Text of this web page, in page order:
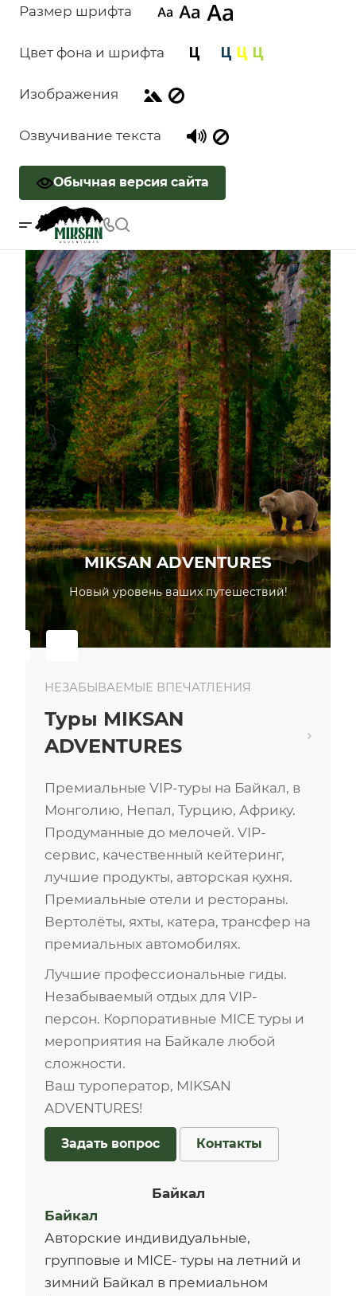
Размер шрифта
Цвет фона и шрифта
Изображения
Озвучивание текста
Обычная версия сайта
MIKSAN ADVENTURES
Новый уровень ваших путешествий!
НЕЗАБЫВАЕМЫЕ ВПЕЧАТЛЕНИЯ
Туры MIKSAN
ADVENTURES
Премиальные VIP-туры на Байкал, в
Монголию, Непал, Турцию, Африку.
Продуманные до мелочей. VIP-
сервис, качественный кейтеринг,
лучшие продукты, авторская кухня.
Премиальные отели и рестораны.
Вертолёты, яхты, катера, трансфер на
премиальных автомобилях.
Лучшие профессиональные гиды.
Незабываемый отдых для VIP-
персон. Корпоративные MICE туры и
мероприятия на Байкале любой
сложности.
Ваш туроператор, MIKSAN
ADVENTURES!
Задать вопрос Контакты
Байкал
Байкал
Авторские индивидуальные,
групповые и MICE- туры на летний и
зимний Байкал в премиальном